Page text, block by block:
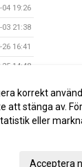
04 19:26
03 21:38
26 16:41
25 14:48
29 19:38
korrekt
att stänga av.
eller
Acceptera